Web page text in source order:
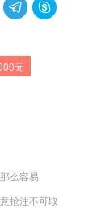
 
元
么容易
抢注不可取